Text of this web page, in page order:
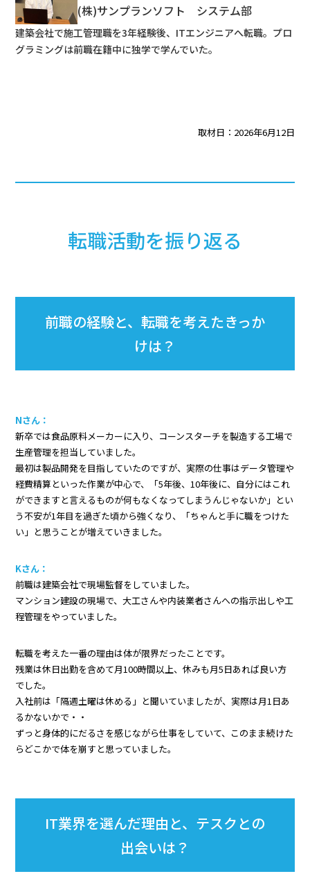
(株)サンプランソフト システム部
建築会社で施工管理職を3年経験後、ITエンジニアへ転職。プロ
グラミングは前職在籍中に独学で学んでいた。
取材日：2026年6月12日
転職活動を振り返る
前職の経験と、転職を考えたきっか
けは？
Nさん：
新卒では食品原料メーカーに入り、コーンスターチを製造する工場で
生産管理を担当していました。
最初は製品開発を目指していたのですが、実際の仕事はデータ管理や
経費精算といった作業が中心で、「5年後、10年後に、自分にはこれ
ができますと言えるものが何もなくなってしまうんじゃないか」とい
う不安が1年目を過ぎた頃から強くなり、「ちゃんと手に職をつけた
い」と思うことが増えていきました。
Kさん：
前職は建築会社で現場監督をしていました。
マンション建設の現場で、大工さんや内装業者さんへの指示出しや工
程管理をやっていました。
転職を考えた一番の理由は体が限界だったことです。
残業は休日出勤を含めて月100時間以上、休みも月5日あれば良い方
でした。
入社前は「隔週土曜は休める」と聞いていましたが、実際は月1日あ
るかないかで・・
ずっと身体的にだるさを感じながら仕事をしていて、このまま続けた
らどこかで体を崩すと思っていました。
IT業界を選んだ理由と、テスクとの
出会いは？